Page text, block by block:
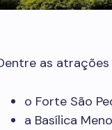
as
o Forte São
a Basílica